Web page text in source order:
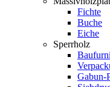
Fichte
Buche
Eiche
Sperrholz
Gabun-